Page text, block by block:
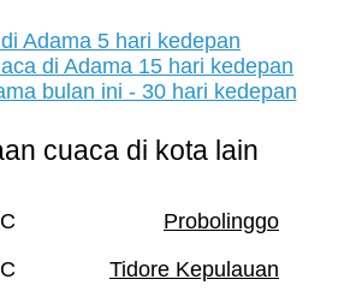
Adama 5 hari kedepan
di Adama 15 hari kedepan
bulan ini - 30 hari kedepan
cuaca di kota lain
Probolinggo
Tidore Kepulauan